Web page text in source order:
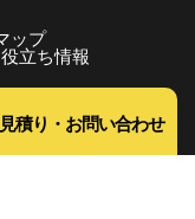
ップ
立ち情報
積り・お問い合わせ